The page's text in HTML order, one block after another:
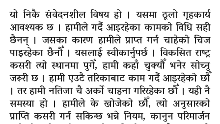
यो निकै संवेदनशील विषय हो । यसमा ठूलो गृहकार्य
आवश्यक छ । हामीले गर्दै आइरहेका कामको विधि सही
छैनन् । जसका कारण हामीले प्राप्त गर्न चाहेको चिज
पाइरहेका छैनौँ । यसलाई स्वीकार्नुपर्छ । विकसित राष्ट्र
कसरी त्यो स्थानमा पुगेँ, हामी कहाँ चुक्यौँ भनेर सोच्नु
जरूरी छ । हामी एउटै तरिकाबाट काम गर्दै आइरहेको छौँ
। तर हामी नतिजा चै अर्को चाहना गरिरहेका छौँ । यही नै
समस्या हो । हामीले के खोजेको छौँ, त्यो अनुसारको
प्राप्ति कसरी गर्न सकिन्छ भन्ने नियम, कानुन परिमार्जन